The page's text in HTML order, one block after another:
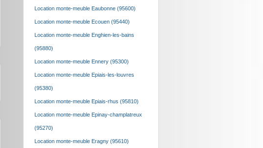
Location monte-meuble Eaubonne (95600)
Location monte-meuble Ecouen (95440)
Location monte-meuble Enghien-les-bains
(95880)
Location monte-meuble Ennery (95300)
Location monte-meuble Epiais-les-louvres
(95380)
Location monte-meuble Epiais-rhus (95810)
Location monte-meuble Epinay-champlatreux
(95270)
Location monte-meuble Eragny (95610)